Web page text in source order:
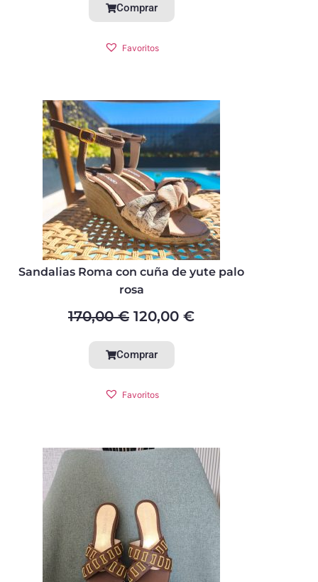
Comprar
Favoritos
Sandalias Roma con cuña de yute palo
rosa
170,00€ 120,00 €
Comprar
Favoritos